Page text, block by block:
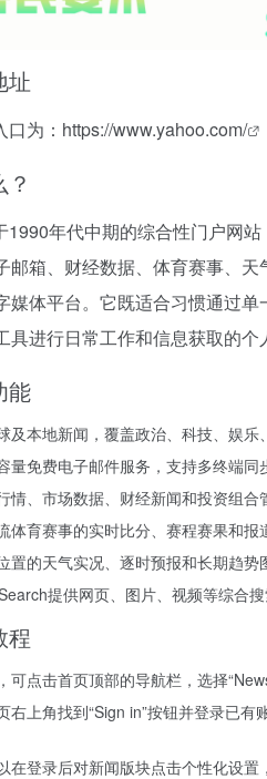
址
为： https://www.yahoo.com/
年代中期的综合性门户网
邮箱、财经数据、体育赛事、
媒体平台。它既适合习惯通过
进行日常工作和信息获取的个
能
及本地新闻，覆盖政治、科技、娱
量免费电子邮件服务，支持多终端
情、市场数据、财经新闻和投资组
体育赛事的实时比分、赛程赛果和
置的天气实况、逐时预报和长期趋
提供网页、图片、视频等综合
程
点击首页顶部的导航栏，选择
右上角找到“Sign in”按钮并登录已
在登录后对新闻版块点击个性化设